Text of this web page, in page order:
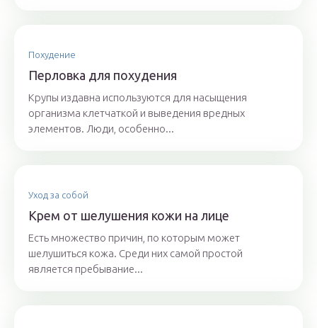
Похудение
Перловка для похудения
Крупы издавна используются для насыщения
организма клетчаткой и выведения вредных
элементов. Люди, особенно...
Уход за собой
Крем от шелушения кожи на лице
Есть множество причин, по которым может
шелушиться кожа. Среди них самой простой
является пребывание...